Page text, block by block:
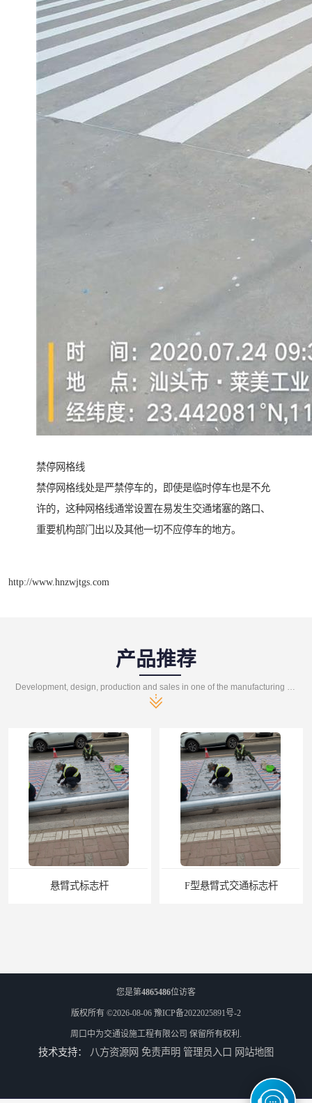
禁停网格线
禁停网格线处是严禁停车的，即使是临时停车也是不允
许的，这种网格线通常设置在易发生交通堵塞的路口、
重要机构部门出以及其他一切不应停车的地方。
http://www.hnzwjtgs.com
产品推荐
F型悬臂式交通标志杆 道路交通标志牌
您是第4865486位访客
版权所有 ©2026-08-06 豫ICP备2022025891号-2
周口中为交通设施工程有限公司 保留所有权利.
技术支持： 八方资源网 免责声明 管理员入口 网站地图